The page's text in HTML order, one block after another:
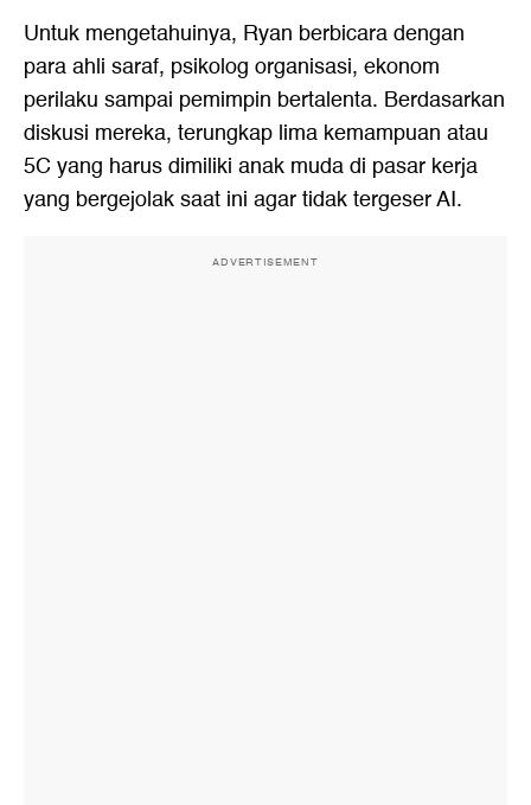
Untuk mengetahuinya, Ryan berbicara dengan
para ahli saraf, psikolog organisasi, ekonom
perilaku sampai pemimpin bertalenta. Berdasarkan
diskusi mereka, terungkap lima kemampuan atau
5C yang harus dimiliki anak muda di pasar kerja
yang bergejolak saat ini agar tidak tergeser AI.
ADVERTISEMENT